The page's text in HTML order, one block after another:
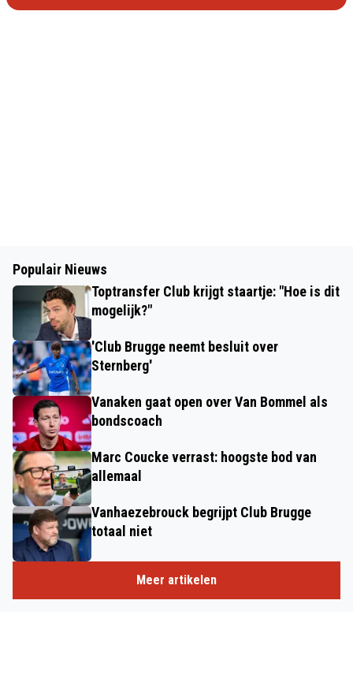
Populair Nieuws
Toptransfer Club krijgt staartje: "Hoe is dit
mogelijk?"
'Club Brugge neemt besluit over
Sternberg'
Vanaken gaat open over Van Bommel als
bondscoach
Marc Coucke verrast: hoogste bod van
allemaal
Vanhaezebrouck begrijpt Club Brugge
totaal niet
Meer artikelen